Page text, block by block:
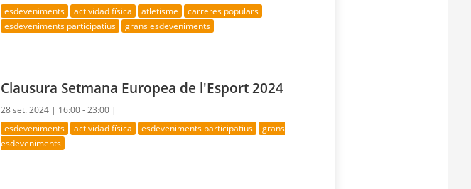
esdeveniments actividad física atletisme
carreres populars
esdeveniments participatius
grans esdeveniments
Clausura Setmana Europea de l'Esport 2024
28 set. 2024 | 16:00 - 23:00 |
esdeveniments actividad física esdeveniments participatius
grans
esdeveniments